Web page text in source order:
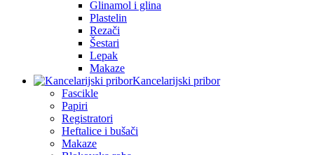
Glinamol i glina
Plastelin
Rezači
Šestari
Lepak
Makaze
Kancelarijski pribor
Fascikle
Papiri
Registratori
Heftalice i bušači
Makaze